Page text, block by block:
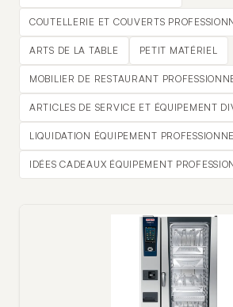
COUTELLERIE ET COUVERTS
ARTS DE LA TABLE PETIT MATÉRIEL
MOBILIER DE RESTAURANT
ARTICLES DE SERVICE ET ÉQUIPEMENT
LIQUIDATION ÉQUIPEMENT
IDÉES CADEAUX ÉQUIPEMENT